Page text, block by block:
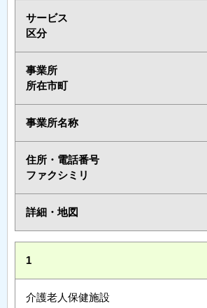
サービス
区分
事業所
所在市町
事業所名称
住所・電話番号
ファクシミリ
詳細・地図
1
介護老人保健施設